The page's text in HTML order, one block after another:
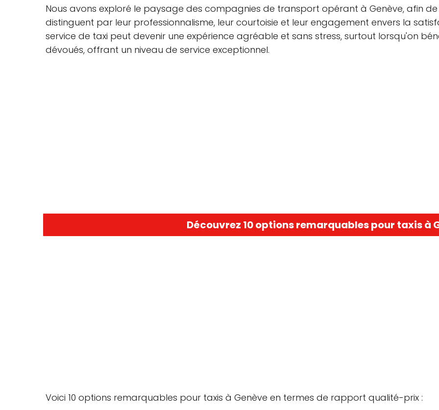
Nous avons exploré le paysage des compagnies de transport opérant à Genève, afin
distinguent par leur professionnalisme, leur courtoisie et leur engagement envers la
service de taxi peut devenir une expérience agréable et sans stress, surtout lorsqu'on
dévoués, offrant un niveau de service exceptionnel.
Découvrez 10 options remarquables pour taxis à
Voici 10 options remarquables pour taxis à Genève en termes de rapport qualité-prix :